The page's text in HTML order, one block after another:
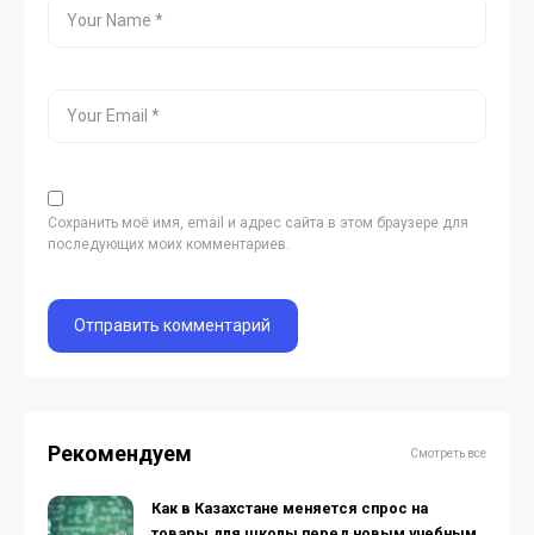
Сохранить моё имя, email и адрес сайта в этом браузере для
последующих моих комментариев.
Рекомендуем Смотреть все
Как в Казахстане меняется спрос на